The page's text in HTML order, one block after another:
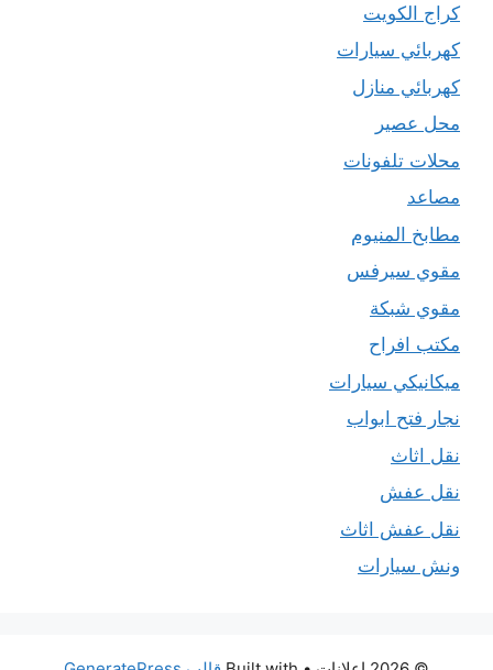
كراج الكويت
كهربائي سيارات
كهربائي منازل
محل عصير
محلات تلفونات
مصاعد
مطابخ المنيوم
مقوي سيرفس
مقوي شبكة
مكتب افراح
ميكانيكي سيارات
نجار فتح ابواب
نقل اثاث
نقل عفش
نقل عفش اثاث
ونش سيارات